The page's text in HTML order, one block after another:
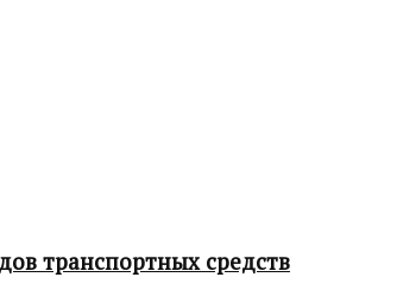
транспортных средств